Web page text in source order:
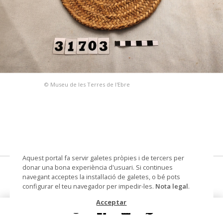
© Museu de les Terres de l'Ebre
llassa
Materials i tècniques pauma
Aquest portal fa servir galetes pròpies i de tercers per
donar una bona experiència d'usuari. Si continues
navegant acceptes la instal·lació de galetes, o bé pots
configurar el teu navegador per impedir-les. Nota legal.
Acceptar